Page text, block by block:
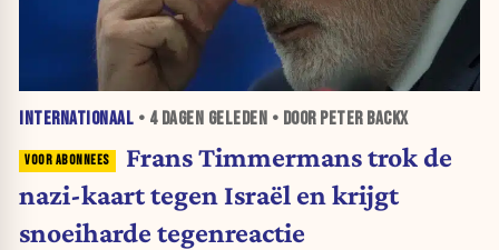
INTERNATIONAAL • 4 DAGEN GELEDEN • DOOR PETER BACKX
Frans Timmermans trok de
nazi-kaart tegen Israël en krijgt
snoeiharde tegenreactie